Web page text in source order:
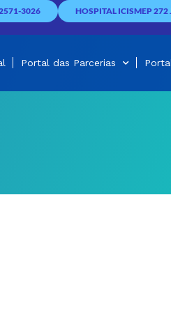
3026 HOSPITAL ICISMEP
Portal das Parcerias